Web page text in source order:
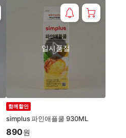
simplus 파인애플쿨 930ML
일시품절
함께할인
890원